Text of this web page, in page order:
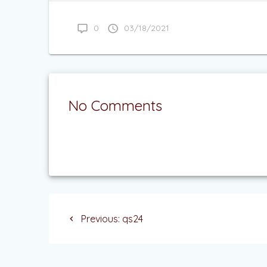
0 03/18/2021
No Comments
Navegación
Previous: Previous
qs24